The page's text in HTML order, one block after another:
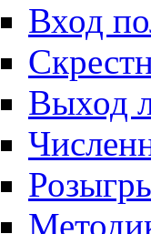
Вход
Выход